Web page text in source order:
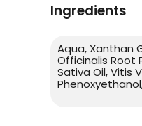
Ingredients
Aqua, Xanthan
Officinalis Root
Sativa Oil, Vitis